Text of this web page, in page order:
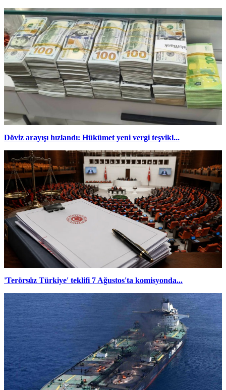
Döviz arayışı hızlandı: Hükümet yeni vergi teşvikl...
'Terörsüz Türkiye' teklifi 7 Ağustos'ta komisyonda...